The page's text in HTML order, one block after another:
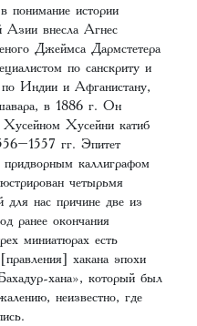
истории
Азии внесла Агнес
Джеймса Дармстетера
по санскриту и
по Индии и Афганистану,
в 1886 г. Он
Хусейни катиб
гг. Эпитет
каллиграфом
четырьмя
для нас причине две из
ранее окончания
миниатюрах есть
хакана эпохи
хана», который был
неизвестно, где